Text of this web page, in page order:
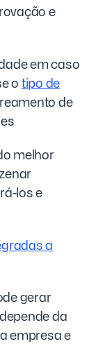
e
em caso
o tipo de
de
melhor
los e
a
gerar
da
empresa e